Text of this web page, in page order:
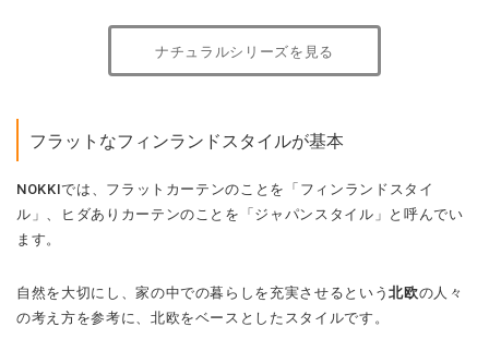
ナチュラルシリーズを見る
フラットなフィンランドスタイルが基本
NOKKIでは、フラットカーテンのことを「フィンランドスタイ
ル」、ヒダありカーテンのことを「ジャパンスタイル」と呼んでい
ます。
自然を大切にし、家の中での暮らしを充実させるという北欧の人々
の考え方を参考に、北欧をベースとしたスタイルです。